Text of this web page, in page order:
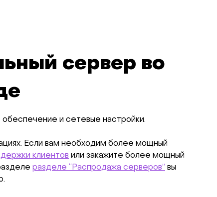
сервер во
и сетевые настройки.
Если вам необходим более мощный
клиентов или закажите более мощный
разделе “Распродажа серверов” вы